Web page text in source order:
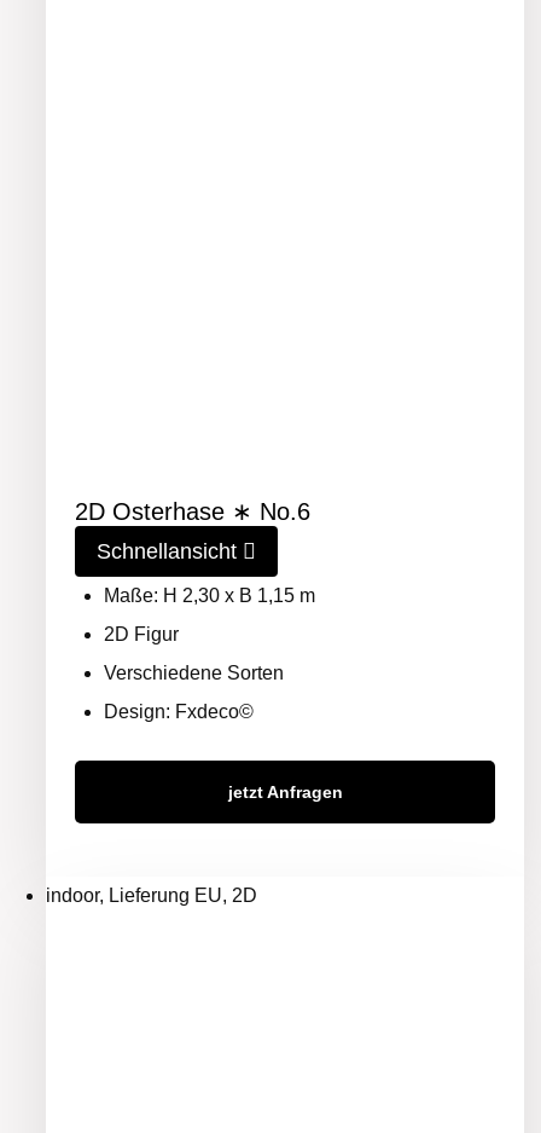
2D Osterhase ∗ No.6
Schnellansicht
Maße: H 2,30 x B 1,15 m
2D Figur
Verschiedene Sorten
Design: Fxdeco©
jetzt Anfragen
indoor, Lieferung EU, 2D